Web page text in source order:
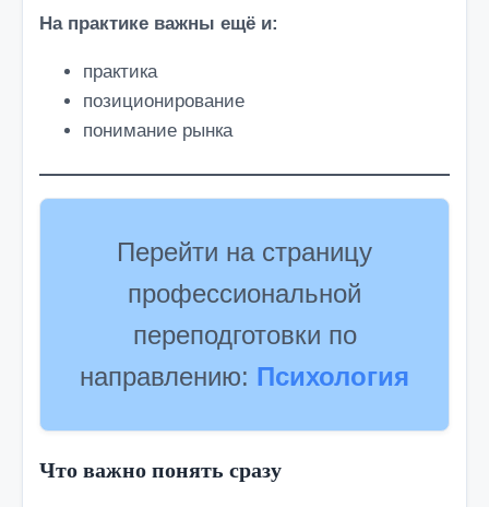
На практике важны ещё и:
практика
позиционирование
понимание рынка
Перейти на страницу
профессиональной
переподготовки по
направлению: Психология
Что важно понять сразу